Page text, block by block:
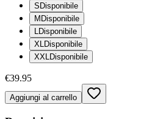
S Disponibile
M Disponibile
Disponibile
XL
Disponibile
XXL
Disponibile
€39.95
Aggiungi al carrello